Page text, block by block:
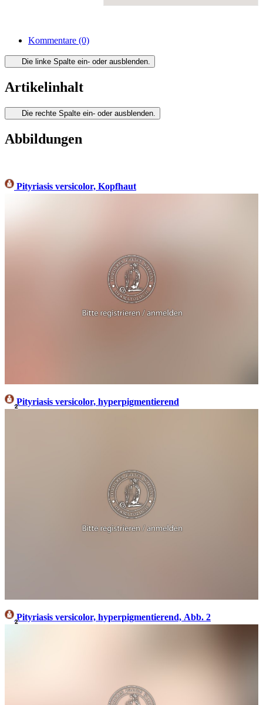
Kommentare (0)
Die linke Spalte ein- oder ausblenden.
Artikelinhalt
Die rechte Spalte ein- oder ausblenden.
Abbildungen
Pityriasis versicolor, Kopfhaut
2Pityriasis versicolor, hyperpigmentierend
2Pityriasis versicolor, hyperpigmentierend, Abb. 2